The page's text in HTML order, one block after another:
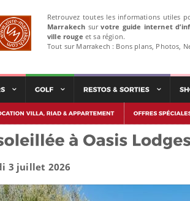
Retrouvez toutes les informations utiles
Marrakech survotre guide internet
ville rouge et sa région.
Tout sur Marrakech : Bons plans, Photos,
3 juillet 2026